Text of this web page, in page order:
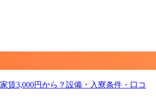
賃3,000円から？設備・入寮条件・口コ